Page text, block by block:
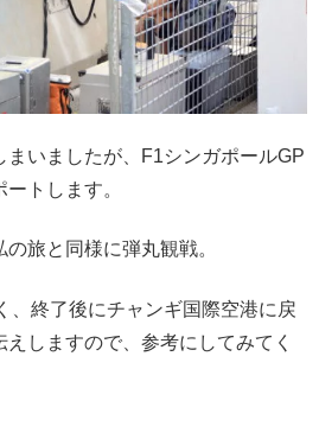
まいましたが、F1シンガポールGP
トします。
旅と同様に弾丸観戦。
、終了後にチャンギ国際空港に戻
しますので、参考にしてみてく